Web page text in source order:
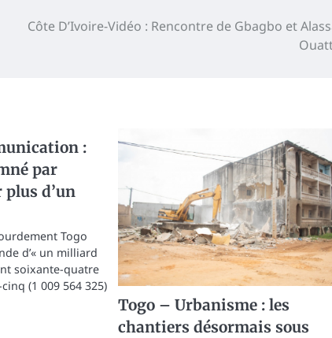
Côte D’Ivoire-Vidéo : Rencontre de Gbagbo et
:
par
plus d’un
Togo
d’« un milliard
soixante-quatre
(1 009 564 325)
Togo – Urbanisme : les
chantiers désormais sous